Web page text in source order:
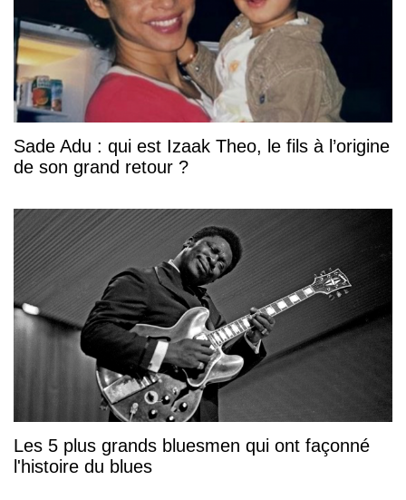
Sade Adu : qui est Izaak Theo, le fils à l’origine
de son grand retour ?
Les 5 plus grands bluesmen qui ont façonné
l'histoire du blues